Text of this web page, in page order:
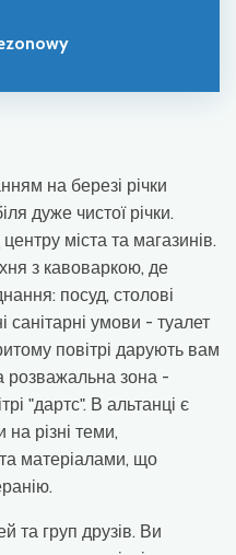
на березі річки
дуже чистої річки.
міста та магазинів.
з кавоваркою, де
посуд, столові
умови - туалет
повітрі дарують вам
розважальна зона -
"дартс". В альтанці є
на різні теми,
матеріалами, що
та груп друзів. Ви